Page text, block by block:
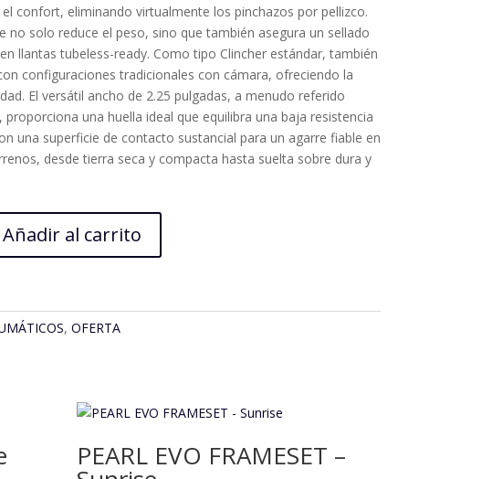
confort, eliminando virtualmente los pinchazos por pellizco.
no solo reduce el peso, sino que también asegura un sellado
llantas tubeless-ready. Como tipo Clincher estándar, también
configuraciones tradicionales con cámara, ofreciendo la
El versátil ancho de 2.25 pulgadas, a menudo referido
proporciona una huella ideal que equilibra una baja resistencia
una superficie de contacto sustancial para un agarre fiable en
desde tierra seca y compacta hasta suelta sobre dura y
Añadir al carrito
, OFERTA
PEARL EVO FRAMESET –